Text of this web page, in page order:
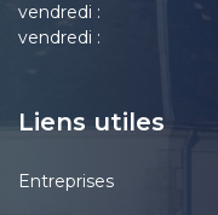
vendredi :
vendredi :
Liens utiles
Entreprises